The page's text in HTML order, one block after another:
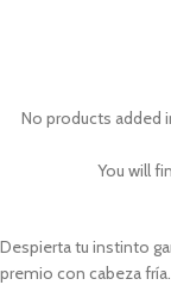
No products added
You will
Despierta tu instinto
premio con cabeza